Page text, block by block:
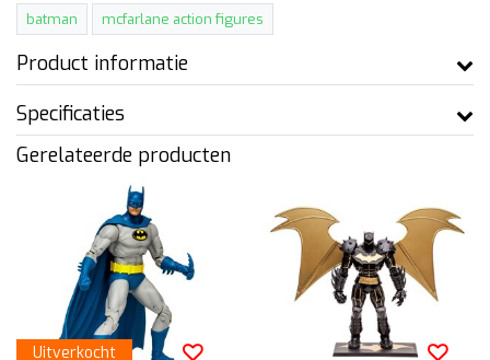
batman mcfarlane action figures
Product informatie
Specificaties
Gerelateerde producten
Uitverkocht